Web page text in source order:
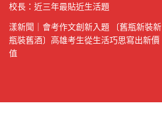
校長：近三年最貼近生活題
漾新聞｜會考作文創新入題 〔舊瓶新裝新
瓶裝舊酒〕高雄考生從生活巧思寫出新價
值